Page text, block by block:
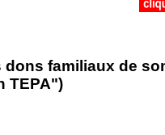
familiaux de
TEPA")